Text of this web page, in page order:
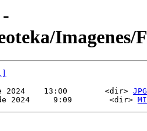
Imagenes/
2024    13:00        <dir> JPG
de 2024     9:09        <dir>